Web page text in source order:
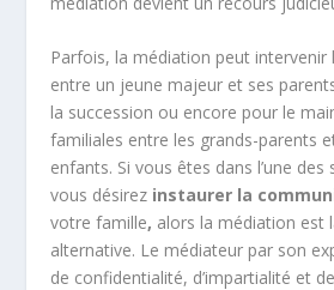
Parfois, la médiation peut intervenir
entre un jeune majeur et ses
la succession ou encore pour le
familiales entre les grands-parents
enfants. Si vous êtes dans l’une
vous désirez instaurer la
votre famille, alors la médiation est
alternative. Le médiateur par son
de confidentialité, d’impartialité et